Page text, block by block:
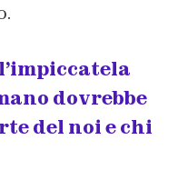
dovrebbe
del noi e chi